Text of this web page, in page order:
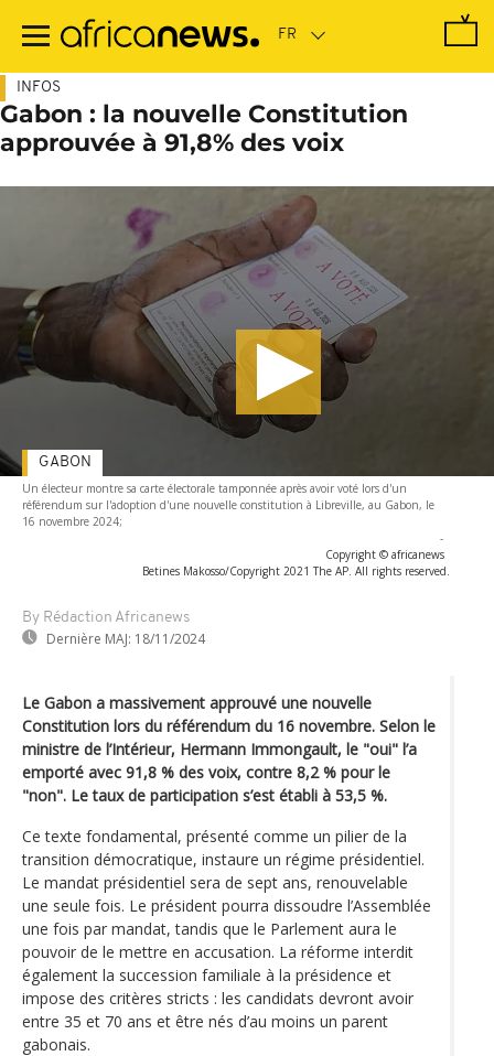
contenu
INFOS
Gabon : la nouvelle Constitution
approuvée à 91,8% des voix
Un électeur montre sa carte électorale tamponnée après avoir voté lors d'un
référendum sur l'adoption d'une nouvelle constitution à Libreville, au Gabon, le
16 novembre 2024;
-
Copyright © africanews
Betines Makosso/Copyright 2021 The AP. All rights reserved.
By Rédaction Africanews
Dernière MAJ: 18/11/2024
GABON
Le Gabon a massivement approuvé une nouvelle
Constitution lors du référendum du 16 novembre. Selon le
ministre de l’Intérieur, Hermann Immongault, le "oui" l’a
emporté avec 91,8 % des voix, contre 8,2 % pour le
"non". Le taux de participation s’est établi à 53,5 %.
Ce texte fondamental, présenté comme un pilier de la
transition démocratique, instaure un régime présidentiel.
Le mandat présidentiel sera de sept ans, renouvelable
une seule fois. Le président pourra dissoudre l’Assemblée
une fois par mandat, tandis que le Parlement aura le
pouvoir de le mettre en accusation. La réforme interdit
également la succession familiale à la présidence et
impose des critères stricts : les candidats devront avoir
entre 35 et 70 ans et être nés d’au moins un parent
gabonais.